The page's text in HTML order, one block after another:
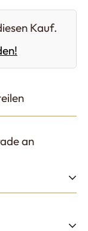
Kauf.
an